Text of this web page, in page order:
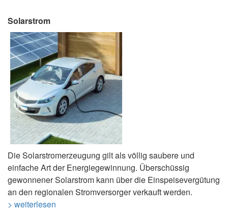
Solarstrom
Die Solarstromerzeugung gilt als völlig saubere und
einfache Art der Energiegewinnung. Überschüssig
gewonnener Solarstrom kann über die Einspeisevergütung
an den regionalen Stromversorger verkauft werden.
> weiterlesen